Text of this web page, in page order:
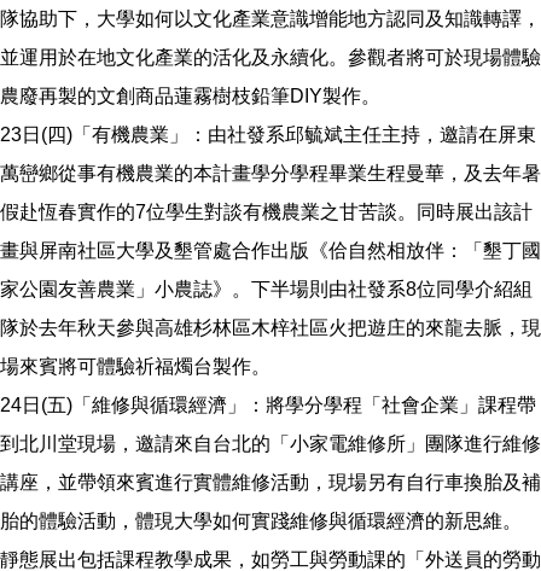
隊協助下，大學如何以文化產業意識增能地方認同及知識轉譯，
並運用於在地文化產業的活化及永續化。參觀者將可於現場體驗
農廢再製的文創商品蓮霧樹枝鉛筆DIY製作。
23日(四)「有機農業」：由社發系邱毓斌主任主持，邀請在屏東
萬巒鄉從事有機農業的本計畫學分學程畢業生程曼華，及去年暑
假赴恆春實作的7位學生對談有機農業之甘苦談。同時展出該計
畫與屏南社區大學及墾管處合作出版《佮自然相放伴：「墾丁國
家公園友善農業」小農誌》。下半場則由社發系8位同學介紹組
隊於去年秋天參與高雄杉林區木梓社區火把遊庄的來龍去脈，現
場來賓將可體驗祈福燭台製作。
24日(五)「維修與循環經濟」：將學分學程「社會企業」課程帶
到北川堂現場，邀請來自台北的「小家電維修所」團隊進行維修
講座，並帶領來賓進行實體維修活動，現場另有自行車換胎及補
胎的體驗活動，體現大學如何實踐維修與循環經濟的新思維。
靜態展出包括課程教學成果，如勞工與勞動課的「外送員的勞動